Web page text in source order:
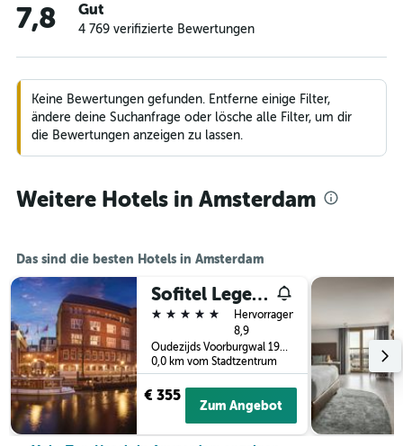
7,8 Gut
4 769 verifizierte Bewertungen
Keine Bewertungen gefunden. Entferne einige Filter,
ändere deine Suchanfrage oder lösche alle Filter, um dir
die Bewertungen anzeigen zu lassen.
Weitere Hotels in Amsterdam
Das sind die besten Hotels in Amsterdam
Sofitel Legend The Grand Amsterdam
5 Sterne
Hervorragend
8,9
Oudezijds Voorburgwal 197, Amsterdam, Provinz Nordholland, Niederlande
0,0 km vom Stadtzentrum
€ 355
Zum Angebot